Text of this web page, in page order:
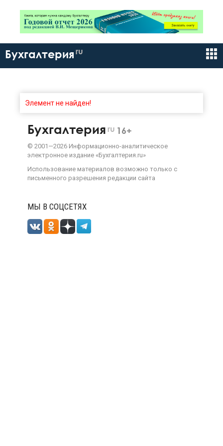
Бухгалтерия ru
Элемент не найден!
Бухгалтерия ru 16+
© 2001—2026 Информационно-аналитическое
электронное издание «Бухгалтерия.ru»
Использование материалов возможно только с
письменного разрешения редакции сайта
МЫ В СОЦСЕТЯХ